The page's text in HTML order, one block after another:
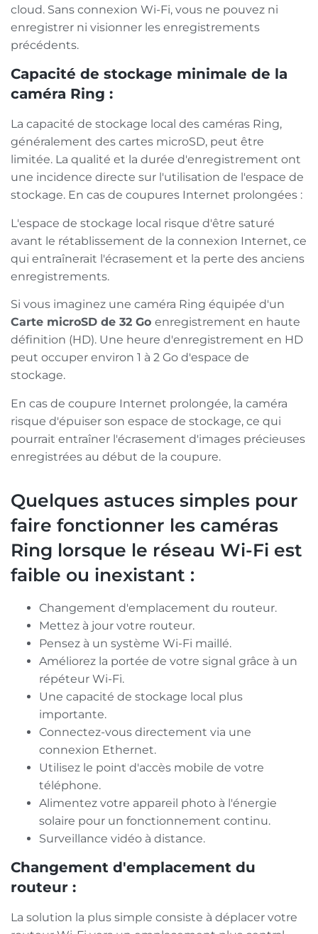
cloud. Sans connexion Wi-Fi, vous ne pouvez ni
enregistrer ni visionner les enregistrements
précédents.
Capacité de stockage minimale de la
caméra Ring :
La capacité de stockage local des caméras Ring,
généralement des cartes microSD, peut être
limitée. La qualité et la durée d'enregistrement ont
une incidence directe sur l'utilisation de l'espace de
stockage. En cas de coupures Internet prolongées :
L'espace de stockage local risque d'être saturé
avant le rétablissement de la connexion Internet, ce
qui entraînerait l'écrasement et la perte des anciens
enregistrements.
Si vous imaginez une caméra Ring équipée d'un
Carte microSD de 32 Go enregistrement en haute
définition (HD). Une heure d'enregistrement en HD
peut occuper environ 1 à 2 Go d'espace de
stockage.
En cas de coupure Internet prolongée, la caméra
risque d'épuiser son espace de stockage, ce qui
pourrait entraîner l'écrasement d'images précieuses
enregistrées au début de la coupure.
Quelques astuces simples pour
faire fonctionner les caméras
Ring lorsque le réseau Wi-Fi est
faible ou inexistant :
Changement d'emplacement du routeur.
Mettez à jour votre routeur.
Pensez à un système Wi-Fi maillé.
Améliorez la portée de votre signal grâce à un
répéteur Wi-Fi.
Une capacité de stockage local plus
importante.
Connectez-vous directement via une
connexion Ethernet.
Utilisez le point d'accès mobile de votre
téléphone.
Alimentez votre appareil photo à l'énergie
solaire pour un fonctionnement continu.
Surveillance vidéo à distance.
Changement d'emplacement du
routeur :
La solution la plus simple consiste à déplacer votre